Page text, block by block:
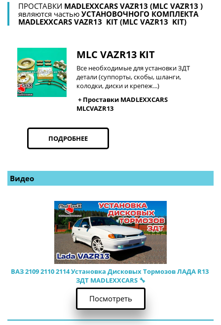
ПРОСТАВКИ MADLEXXCARS VAZR13 (MLC VAZR13 )
являются частью УСТАНОВОЧНОГО КОМПЛЕКТА
MADLEXXCARS VAZR13  KIT (MLC VAZR13  KIT)
MLC VAZR13 KIT
Все необходимые для установки ЗДТ
детали (суппорты, скобы, шланги,
колодки, диски и крепеж...)
+ Проставки MADLEXXCARS
MLCVAZR13
ПОДРОБНЕЕ
Видео
ВАЗ 2109 2110 2114 Установка Дисковых Тормозов ЛАДА R13
ЗДТ MADLEXXCARS 🔧
Посмотреть